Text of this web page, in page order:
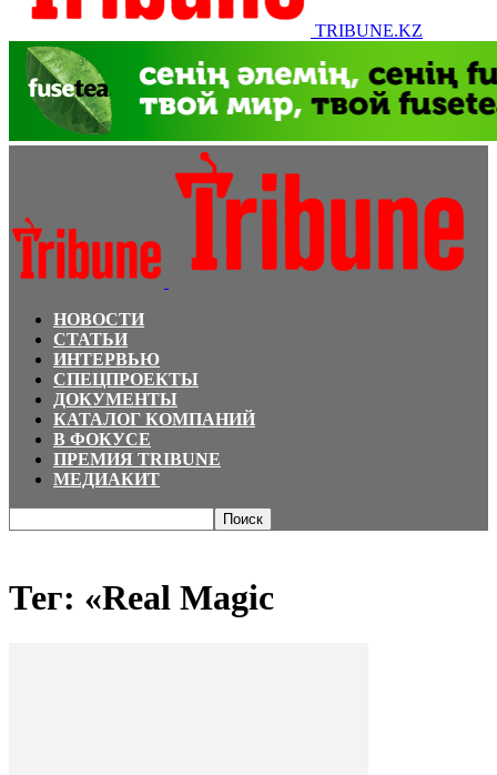
TRIBUNE.KZ
НОВОСТИ
СТАТЬИ
ИНТЕРВЬЮ
СПЕЦПРОЕКТЫ
ДОКУМЕНТЫ
КАТАЛОГ КОМПАНИЙ
В ФОКУСЕ
ПРЕМИЯ TRIBUNE
МЕДИАКИТ
Тег: «Real Magic